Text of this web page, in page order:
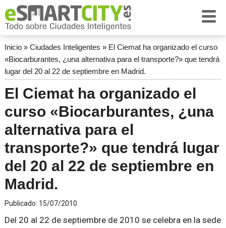
Inicio» Ciudades Inteligentes » El Ciemat ha organizado el curso
«Biocarburantes, ¿una alternativa para el transporte?» que tendrá
lugar del 20 al 22 de septiembre en Madrid.
El Ciemat ha organizado el
curso «Biocarburantes, ¿una
alternativa para el
transporte?» que tendrá lugar
del 20 al 22 de septiembre en
Madrid.
Publicado: 15/07/2010
Del 20 al 22 de septiembre de 2010 se celebra en la sede